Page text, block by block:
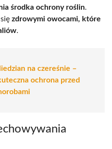
środka ochrony roślin.
zdrowymi owocami, które
.
na czereśnie –
ochrona przed